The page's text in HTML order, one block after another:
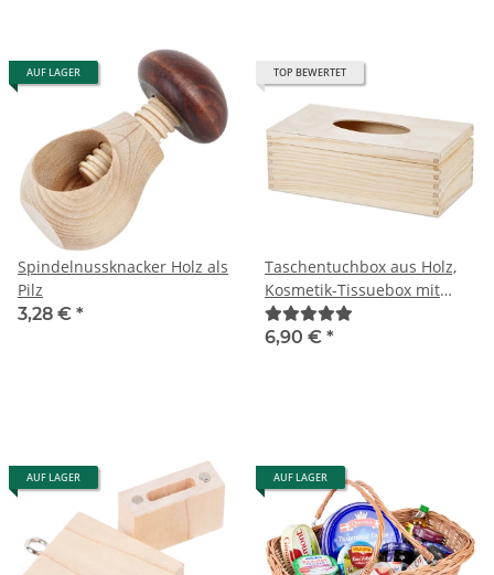
AUF LAGER
Spindelnussknacker Holz als
Pilz
3,28 € *
TOP BEWERTET
Taschentuchbox aus Holz,
Kosmetik-Tissuebox mit
Klappdeckel
6,90 € *
AUF LAGER AUF LAGER